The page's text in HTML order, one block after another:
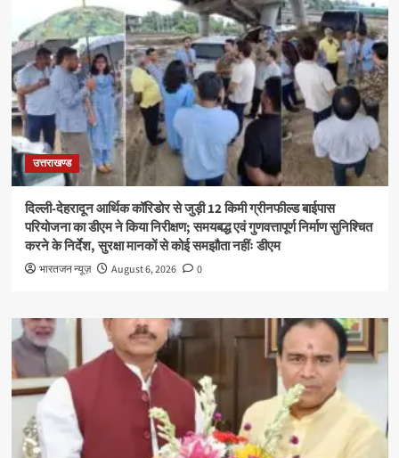
उत्तराखण्ड
दिल्ली-देहरादून आर्थिक कॉरिडोर से जुड़ी 12 किमी ग्रीनफील्ड बाईपास
परियोजना का डीएम ने किया निरीक्षण; समयबद्ध एवं गुणवत्तापूर्ण निर्माण सुनिश्चित
करने के निर्देश, सुरक्षा मानकों से कोई समझौता नहींः डीएम
भारतजन न्यूज़ August 6, 2026 0